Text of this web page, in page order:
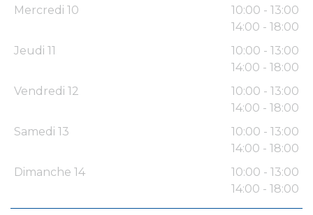
Mercredi 10
10:00 - 13:00
14:00 - 18:00
Jeudi 11
10:00 - 13:00
14:00 - 18:00
Vendredi 12
10:00 - 13:00
14:00 - 18:00
Samedi 13
10:00 - 13:00
14:00 - 18:00
Dimanche 14
10:00 - 13:00
14:00 - 18:00